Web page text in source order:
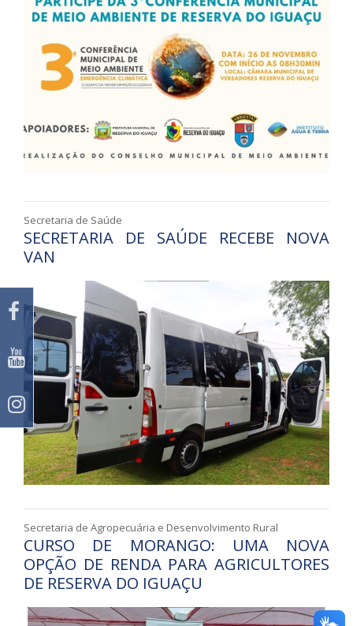
Secretaria de Saúde
SECRETARIA DE SAÚDE RECEBE NOVA
VAN
Secretaria de Agropecuária e Desenvolvimento Rural
CURSO DE MORANGO: UMA NOVA
OPÇÃO DE RENDA PARA AGRICULTORES
DE RESERVA DO IGUAÇU